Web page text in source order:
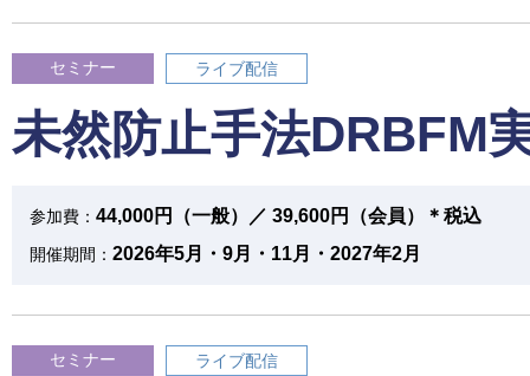
セミナー ライブ配信
未然防止手法DRBFM
参加費： 44,000円（一般）／ 39,600円（会員）＊税込
開催期間： 2026年5月・9月・11月・2027年2月
セミナー ライブ配信